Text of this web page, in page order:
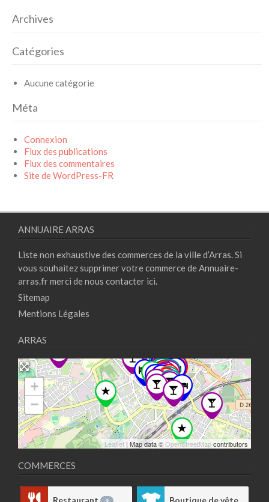
Archives
Catégories
Aucune catégorie
Méta
Connexion
Flux des publications
Flux des commentaires
Site de WordPress-FR
ANNUAIRE ARRAS
Liste non exhaustive des commerces de la ville d’Arras. Si
vous souhaitez supprimer votre commerce de Annuaire-
arras.fr merci de nous contacter ici.
Sitemap
Mentions Légales
ARRAS
+
−
Leaflet | Map data ©OpenStreetMapcontributors
COMMERCES
Restaurant 9